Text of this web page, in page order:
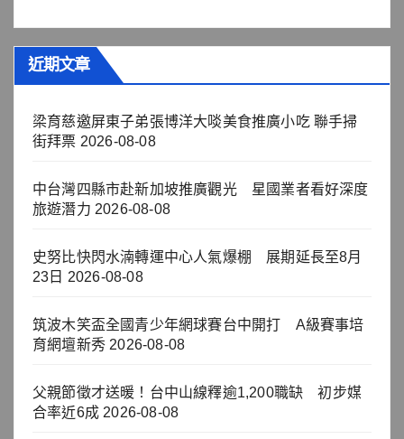
近期文章
梁育慈邀屏東子弟張博洋大啖美食推廣小吃 聯手掃
街拜票 2026-08-08
中台灣四縣市赴新加坡推廣觀光 星國業者看好深度
旅遊潛力 2026-08-08
史努比快閃水湳轉運中心人氣爆棚 展期延長至8月
23日 2026-08-08
筑波木笑盃全國青少年網球賽台中開打 A級賽事培
育網壇新秀 2026-08-08
父親節徵才送暖！台中山線釋逾1,200職缺 初步媒
合率近6成 2026-08-08